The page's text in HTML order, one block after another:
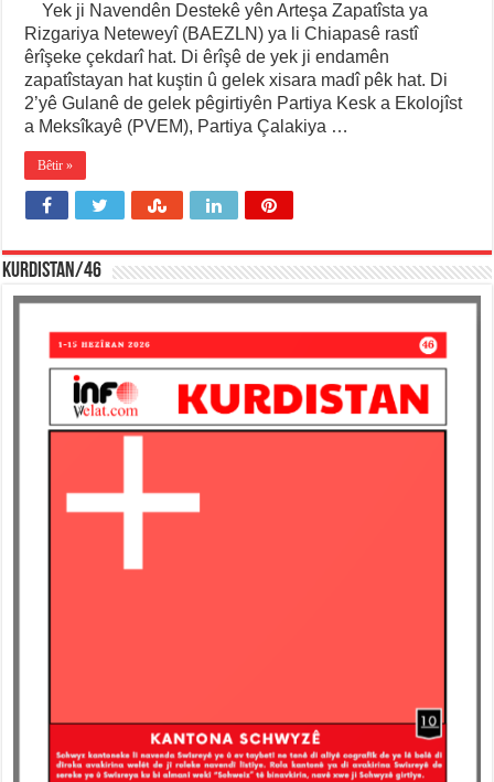
Yek ji Navendên Destekê yên Arteşa Zapatîsta ya
Rizgariya Neteweyî (BAEZLN) ya li Chiapasê rastî
êrîşeke çekdarî hat. Di êrîşê de yek ji endamên
zapatîstayan hat kuştin û gelek xisara madî pêk hat. Di
2’yê Gulanê de gelek pêgirtiyên Partiya Kesk a Ekolojîst
a Meksîkayê (PVEM), Partiya Çalakiya …
Bêtir »
KURDISTAN/46